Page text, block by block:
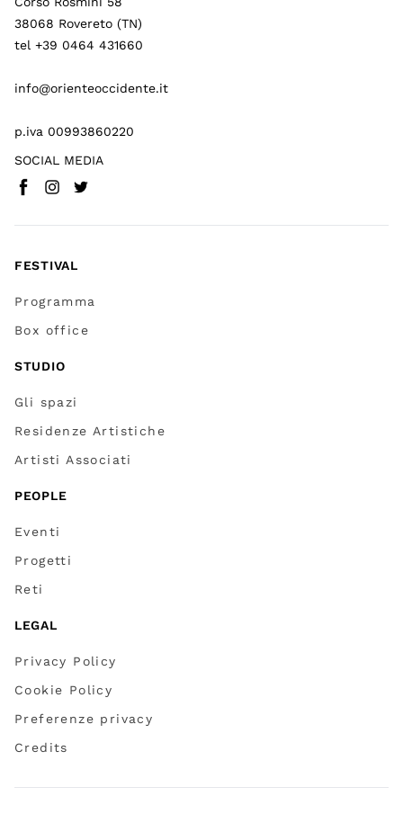
38068 Rovereto (TN)
tel +39 0464 431660
info@orienteoccidente.it
p.iva 00993860220
SOCIAL MEDIA
Facebook(
Instagram
Twitter
FESTIVAL
Programma
Box office
STUDIO
Gli spazi
Residenze Artistiche
Artisti Associati
PEOPLE
Eventi
Progetti
Reti
LEGAL
Privacy Policy
Cookie Policy
Preferenze privacy
Credits